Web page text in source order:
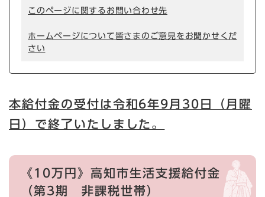
このページに関するお問い合わせ先
ホームページについて皆さまのご意見をお聞かせくだ
さい
本給付金の受付は令和6年9月30日（月曜
日）で終了いたしました。
《10万円》高知市生活支援給付金
（第3期 非課税世帯）